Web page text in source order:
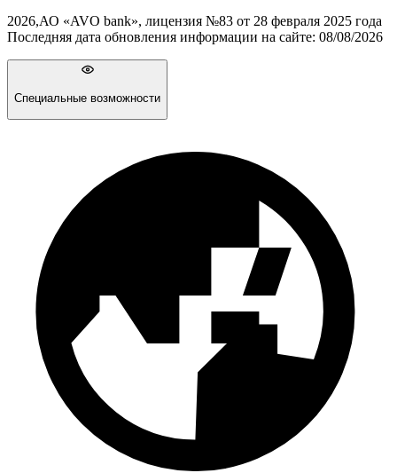
2026,АО «AVO bank», лицензия №83 от 28 февраля 2025 года
Последняя дата обновления информации на сайте: 08/08/2026
Специальные возможности